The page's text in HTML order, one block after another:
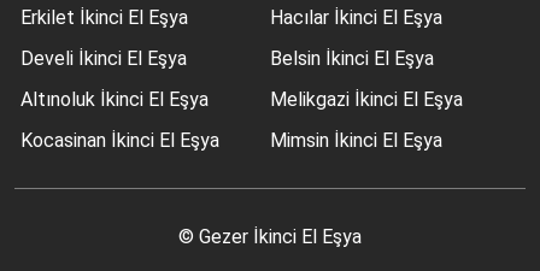
Erkilet İkinci El Eşya
Hacılar İkinci El Eşya
Develi İkinci El Eşya
Belsin İkinci El Eşya
Altınoluk İkinci El Eşya
Melikgazi İkinci El Eşya
Kocasinan İkinci El Eşya
Mimsin İkinci El Eşya
© Gezer İkinci El Eşya